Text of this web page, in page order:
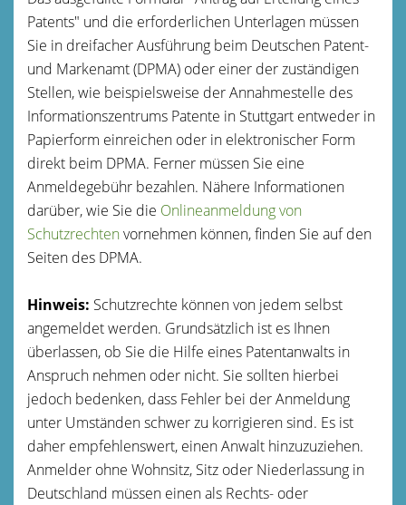
Patents" und die erforderlichen Unterlagen müssen
Sie in dreifacher Ausführung beim Deutschen Patent-
und Markenamt (DPMA) oder einer der zuständigen
Stellen, wie beispielsweise der Annahmestelle des
Informationszentrums Patente in Stuttgart entweder in
Papierform einreichen oder in elektronischer Form
direkt beim DPMA. Ferner müssen Sie eine
Anmeldegebühr bezahlen. Nähere Informationen
darüber, wie Sie die Onlineanmeldung von
Schutzrechtenvornehmen können, finden Sie auf den
Seiten des DPMA.
Hinweis: Schutzrechte können von jedem selbst
angemeldet werden. Grundsätzlich ist es Ihnen
überlassen, ob Sie die Hilfe eines Patentanwalts in
Anspruch nehmen oder nicht. Sie sollten hierbei
jedoch bedenken, dass Fehler bei der Anmeldung
unter Umständen schwer zu korrigieren sind. Es ist
daher empfehlenswert, einen Anwalt hinzuzuziehen.
Anmelder ohne Wohnsitz, Sitz oder Niederlassung in
Deutschland müssen einen als Rechts- oder